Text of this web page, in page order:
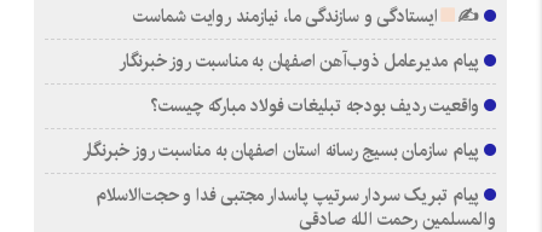
✍
ایستادگی و سازندگی ما، نیازمند روایت شماست
پیام مدیرعامل ذوب‌آهن اصفهان به مناسبت روز خبرنگار
واقعیت ردیف بودجه تبلیغات فولاد مبارکه چیست؟
پیام سازمان بسیج رسانه استان اصفهان به مناسبت روز خبرنگار
پیام تبریک سردار سرتیپ پاسدار مجتبی فدا و حجت‌الاسلام
والمسلمین رحمت الله صادقی